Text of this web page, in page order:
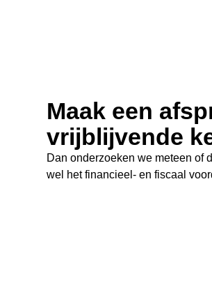
Maak een
vrijblijvende
Dan onderzoeken we meteen of
wel het financieel- en fiscaal